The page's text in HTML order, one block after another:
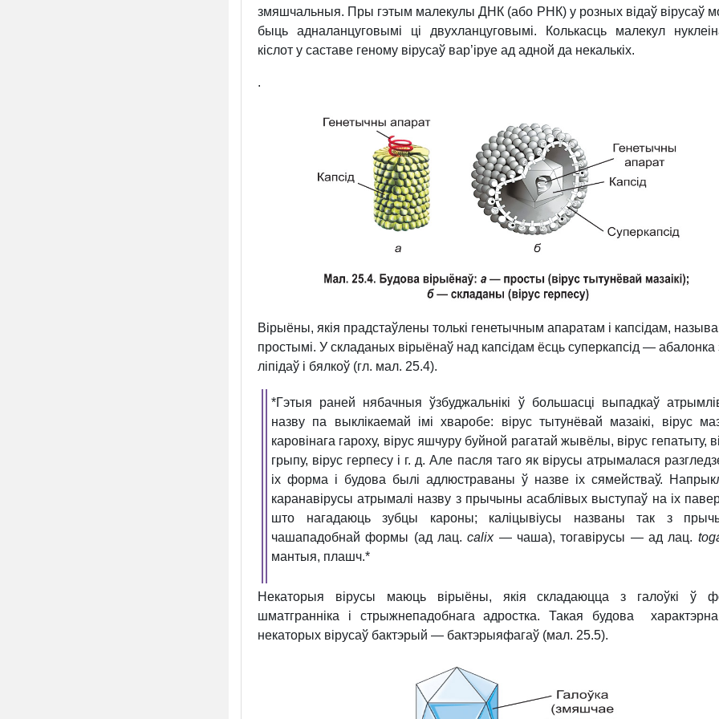
змяшчальныя. Пры гэтым малекулы ДНК (або РНК) у розных відаў вірусаў
быць адналанцуговымі ці двухланцуговымі. Колькасць малекул
кіслот у саставе геному вірусаў вар’іруе ад адной да некалькіх.
.
Вірыёны, якія прадстаўлены толькі генетычным апаратам і капсідам,
простымі. У складаных вірыёнаў над капсідам ёсць суперкапсід — абалонка
ліпідаў і бялкоў (гл. мал. 25.4).
*Гэтыя раней нябачныя ўзбуджальнікі ў большасці выпадкаў
назву па выклікаемай імі хваробе: вірус тытунёвай мазаікі, вірус
каровінага гароху, вірус яшчуру буйной рагатай жывёлы, вірус гепатыту,
грыпу, вірус герпесу і г. д. Але пасля таго як вірусы атрымалася
іх форма і будова былі адлюстраваны ў назве іх сямействаў.
каранавірусы атрымалі назву з прычыны асаблівых выступаў на іх
што нагадаюць зубцы кароны; каліцывіусы названы так з
чашападобнай формы (ад лац.calix— чаша), тогавірусы — ад лац.
мантыя, плашч.*
Некаторыя вірусы маюць вірыёны, якія складаюцца з галоўкі ў
шматгранніка і стрыжнепадобнага адростка. Такая будова
некаторых вірусаў бактэрый — бактэрыяфагаў (мал. 25.5).